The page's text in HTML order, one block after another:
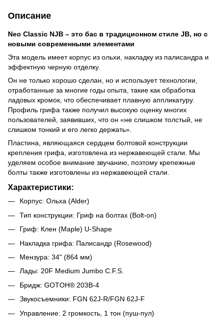
Описание
Neo Classic NJB – это бас в традиционном стиле JB, но с
новыми современными элементами
Эта модель имеет корпус из ольхи, накладку из палисандра и
эффектную черную отделку.
Он не только хорошо сделан, но и использует технологии,
отработанные за многие годы опыта, такие как обработка
ладовых кромок, что обеспечивает плавную аппликатуру.
Профиль грифа также получил высокую оценку многих
пользователей, заявивших, что он «не слишком толстый, не
слишком тонкий и его легко держать».
Пластина, являющаяся сердцем болтовой конструкции
крепления грифа, изготовлена из нержавеющей стали. Мы
уделяем особое внимание звучанию, поэтому крепежные
болты также изготовлены из нержавеющей стали.
Характеристики:
Корпус: Ольха (Alder)
Тип конструкции: Гриф на болтах (Bolt-on)
Гриф: Клен (Maple) U-Shape
Накладка грифа: Палисандр (Rosewood)
Мензура: 34" (864 мм)
Лады: 20F Medium Jumbo C.F.S.
Бридж: GOTOH® 203B-4
Звукосъемники: FGN 62J-R/FGN 62J-F
Управление: 2 громкость, 1 тон (пуш-пул)